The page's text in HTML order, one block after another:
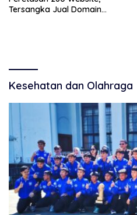
Tersangka Jual Domain
Kesehatan dan Olahraga